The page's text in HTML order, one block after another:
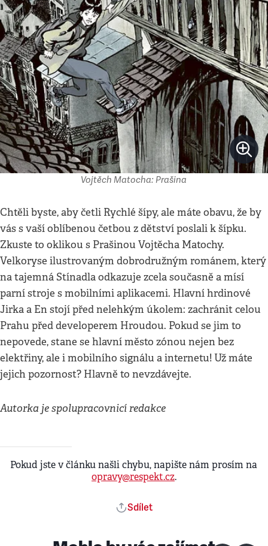
Vojtěch Matocha: Prašina
Chtěli byste, aby četli Rychlé šípy, ale máte obavu, že by
vás s vaší oblíbenou četbou z dětství poslali k šípku.
Zkuste to oklikou s Prašinou Vojtěcha Matochy.
Velkoryse ilustrovaným dobrodružným románem, který
na tajemná Stínadla odkazuje zcela současně a mísí
parní stroje s mobilními aplikacemi. Hlavní hrdinové
Jirka a En stojí před nelehkým úkolem: zachránit celou
Prahu před developerem Hroudou. Pokud se jim to
nepovede, stane se hlavní město zónou nejen bez
elektřiny, ale i mobilního signálu a internetu! Už máte
jejich pozornost? Hlavně to nevzdávejte.
Autorka je spolupracovnicí redakce
Pokud jste v článku našli chybu, napište nám prosím na
opravy@respekt.cz.
Sdílet